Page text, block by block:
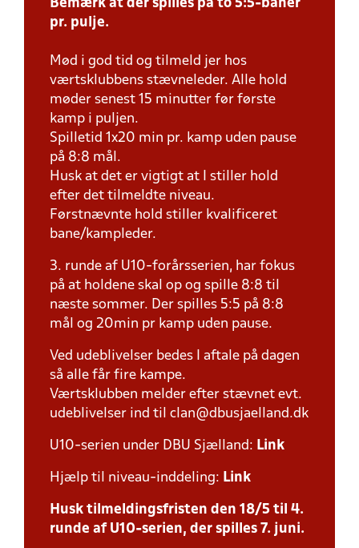
Bemærk at der spilles på to 5:5-baner
pr. pulje.
Mød i god tid og tilmeld jer hos
værtsklubbens stævneleder. Alle hold
møder senest 15 minutter før første
kamp i puljen.
Spilletid 1x20 min pr. kamp uden pause
på 8:8 mål.
Husk at det er vigtigt at I stiller hold
efter det tilmeldte niveau.
Førstnævnte hold stiller kvalificeret
bane/kampleder.
3. runde af U10-forårsserien, har fokus
på at holdene skal op og spille 8:8 til
næste sommer. Der spilles 5:5 på 8:8
mål og 20min pr kamp uden pause.
Ved udeblivelser bedes I aftale på dagen
så alle får fire kampe.
Værtsklubben melder efter stævnet evt.
udeblivelser ind til clan@dbusjaelland.dk
U10-serien under DBU Sjælland: Link
Hjælp til niveau-inddeling: Link
Husk tilmeldingsfristen den 18/5 til 4.
runde af U10-serien, der spilles 7. juni.